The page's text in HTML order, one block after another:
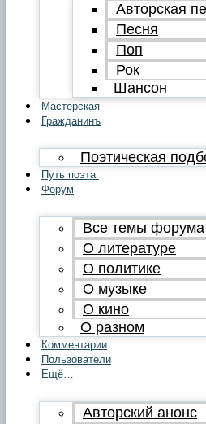
Авторская
Песня
Поп
Рок
Шансон
Мастерская
Гражданинъ
Поэтическая
Путь поэта
Форум
Все темы форума
О литературе
О политике
О музыке
О кино
О разном
Комментарии
Пользователи
Ещё…
Авторский анонс